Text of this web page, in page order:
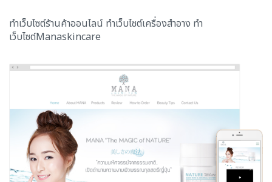
ทำเว็บไซต์ร้านค้าออนไลน์ ทำเว็บไซต์เครื่องสำอาง ทำ
เว็บไซต์Manaskincare